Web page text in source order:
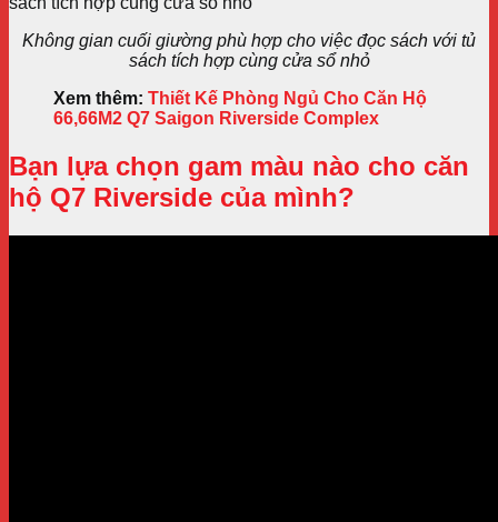
Không gian cuối giường phù hợp cho việc đọc sách với tủ
sách tích hợp cùng cửa sổ nhỏ
Xem thêm: Thiết Kế Phòng Ngủ Cho Căn Hộ
66,66M2 Q7 Saigon Riverside Complex
Bạn lựa chọn gam màu nào cho căn
hộ Q7 Riverside của mình?